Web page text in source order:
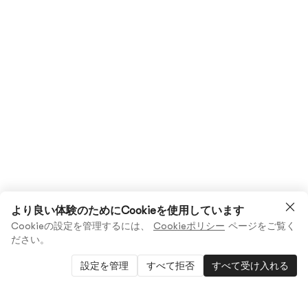
より良い体験のためにCookieを使用しています
Cookieの設定を管理するには、 Cookieポリシー ページをご覧く
ださい。
設定を管理 すべて拒否 すべて受け入れる